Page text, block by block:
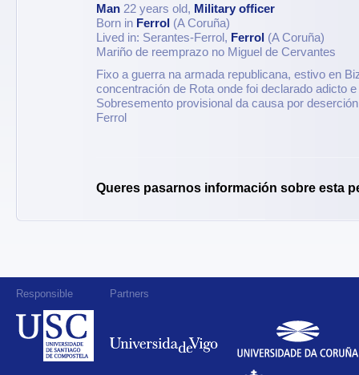
Man 22 years old, Military officer
Born in Ferrol (A Coruña)
Lived in: Serantes-Ferrol, Ferrol (A Coruña)
Mariño de reemprazo no Miguel de Cervantes
Fixo a guerra na armada republicana, estivo en
concentración de Rota onde foi declarado adicto
Sobresemento provisional da causa por
Ferrol
Queres pasarnos información sobre esta
Responsible Partners